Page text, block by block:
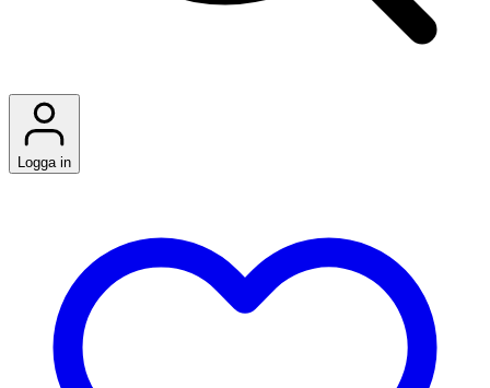
Logga in